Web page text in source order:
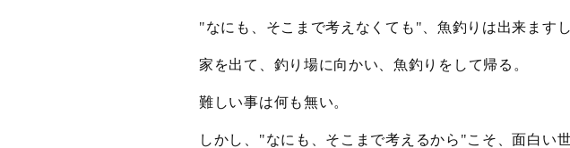
"なにも、そこまで考えなくても "、魚釣りは出来ます
家を出て、釣り場に向かい、魚釣りをして帰る。
難しい事は何も無い。
しかし、 "なにも、そこまで考えるから "こそ、面白い